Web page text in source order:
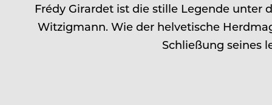
Frédy Girardet ist die stille Legende unter
Witzigmann. Wie der helvetische
Schließung seines